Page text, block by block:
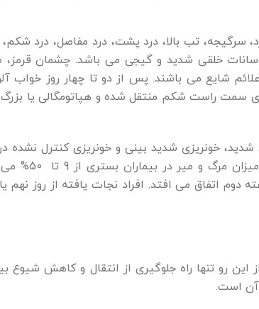
سرگیجه، تب بالا، درد پشت، درد مفاصل، درد شکم،
نوسانات خلقی شدید و گیجی می باشد. چشمان
شایع می باشند. پس از دو تا چهار روز خواب
سمت راست شکم منتقل شده و هپاتومگالی یا
خونریزی شدید بینی و خونریزی کنترل نشده
های تزریق ممکن است دیده شود که تا دو هفته ادامه
متوسط حدود 30% بوده و مرگ در هفته دوم اتفاق می افتد. افراد نجات یافته از روز
رو تنها راه جلوگیری از انتقال و کاهش شیوع
آن است.